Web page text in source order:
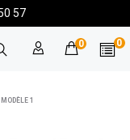
57
0 0
1